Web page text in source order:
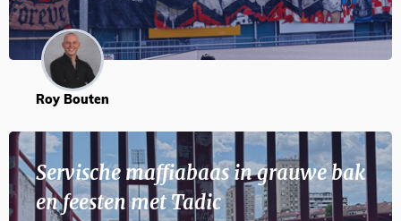
Roy Bouten
Servische maffiabaas in grauwe bak
en feesten met Tadic